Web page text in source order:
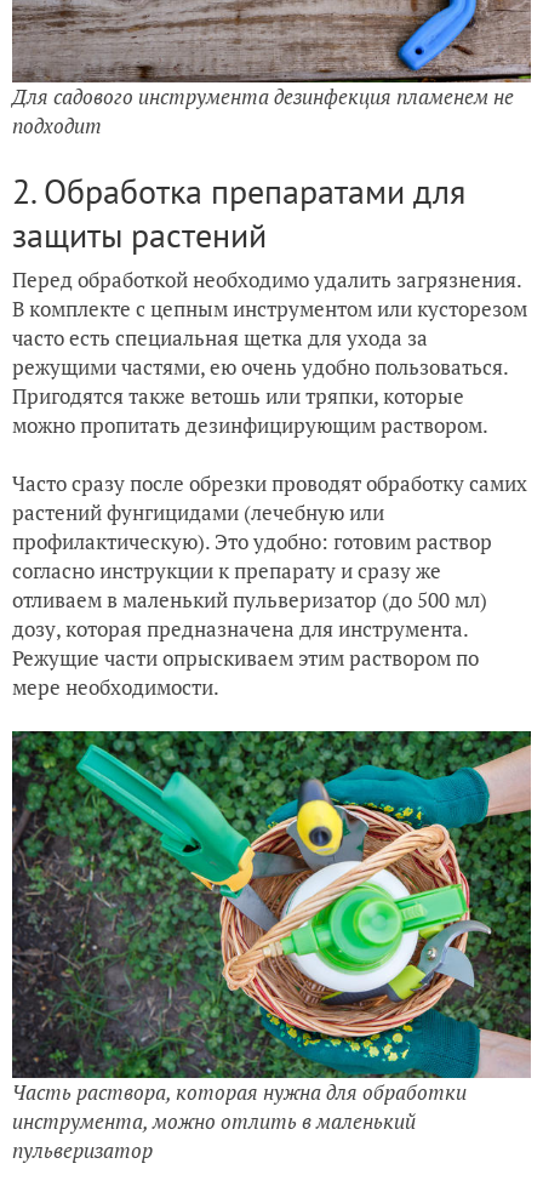
Для садового инструмента дезинфекция пламенем не
подходит
2. Обработка препаратами для
защиты растений
Перед обработкой необходимо удалить загрязнения.
В комплекте с цепным инструментом или кусторезом
часто есть специальная щетка для ухода за
режущими частями, ею очень удобно пользоваться.
Пригодятся также ветошь или тряпки, которые
можно пропитать дезинфицирующим раствором.
Часто сразу после обрезки проводят обработку самих
растений фунгицидами (лечебную или
профилактическую). Это удобно: готовим раствор
согласно инструкции к препарату и сразу же
отливаем в маленький пульверизатор (до 500 мл)
дозу, которая предназначена для инструмента.
Режущие части опрыскиваем этим раствором по
мере необходимости.
Часть раствора, которая нужна для обработки
инструмента, можно отлить в маленький
пульверизатор